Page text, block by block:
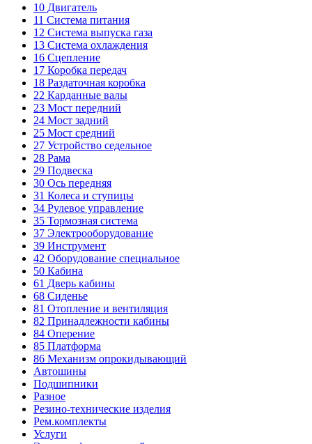
10 Двигатель
11 Система питания
12 Система выпуска газа
13 Система охлаждения
16 Сцепление
17 Коробка передач
18 Раздаточная коробка
22 Карданные валы
23 Мост передний
24 Мост задний
25 Мост средний
27 Устройство седельное
28 Рама
29 Подвеска
30 Ось передняя
31 Колеса и ступицы
34 Рулевое управление
35 Тормозная система
37 Электрооборудование
39 Инструмент
42 Оборудование специальное
50 Кабина
61 Дверь кабины
68 Сиденье
81 Отопление и вентиляция
82 Принадлежности кабины
84 Оперение
85 Платформа
86 Механизм опрокидывающий
Автошины
Подшипники
Разное
Резино-технические изделия
Рем.комплекты
Услуги